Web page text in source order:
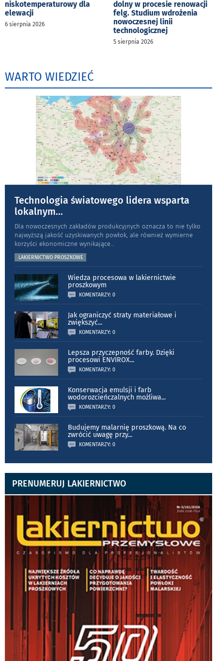
niskotemperaturowy dla
elewacji
6 sierpnia 2026
dolny w procesie renowacji
felg. Studium wdrożenia
nowoczesnej linii
technologicznej
5 sierpnia 2026
WARTO WIEDZIEĆ
Technologia światowego lidera wsparta
lokalnym...
Dla nowoczesnych zakładów produkcyjnych oznacza to nie tylko
najwyższą jakość uzyskiwanych powłok, ale również wymierne
korzyści ekonomiczne wynikające...
LAKIERNICTWO PROSZKOWE
Wiedza procesowa w lakiernictwie
proszkowym
KOMENTARZY: 0
Jak ograniczyć straty materiałowe i
zwiększyć...
KOMENTARZY: 0
Lepsza przyczepność farby. Dzięki
procesowi ENVIROX...
KOMENTARZY: 0
Konserwacja emulsji i farb
wodorozcieńczalnych możliwa...
KOMENTARZY: 0
Budujemy malarnię proszkową. Na co
zwrócić uwagę przy...
KOMENTARZY: 0
PRENUMERUJ LAKIERNICTWO